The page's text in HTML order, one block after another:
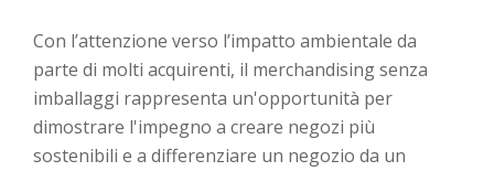
Con l’attenzione verso l’impatto ambientale da
parte di molti acquirenti, il merchandising senza
imballaggi rappresenta un'opportunità per
dimostrare l'impegno a creare negozi più
sostenibili e a differenziare un negozio da un